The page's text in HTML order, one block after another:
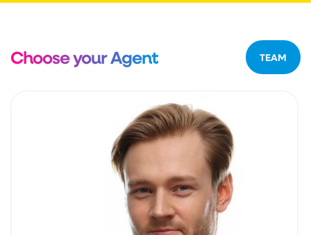
Choose your Agent TEAM